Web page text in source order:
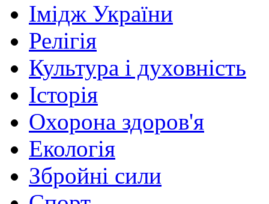
Імідж України
Релігія
Культура і духовність
Історія
Охорона здоров'я
Екологія
Збройні сили